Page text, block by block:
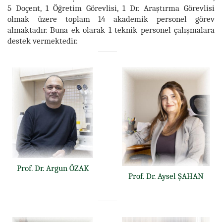
5 Doçent, 1 Öğretim Görevlisi, 1 Dr. Araştırma Görevlisi
olmak üzere toplam 14 akademik personel görev
almaktadır. Buna ek olarak 1 teknik personel çalışmalara
destek vermektedir.
Prof. Dr. Argun ÖZAK
Prof. Dr. Aysel ŞAHAN